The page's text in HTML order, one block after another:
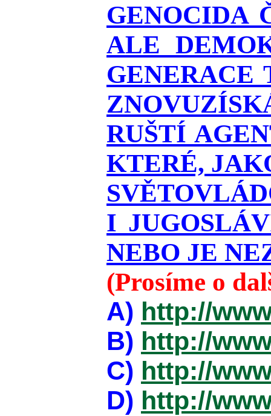
GENOCIDA
ALE
RUŠTÍ
KTERÉ,
I
NEBO JE
(Prosíme o
A) http://
B) http://
C) http://
D) http://